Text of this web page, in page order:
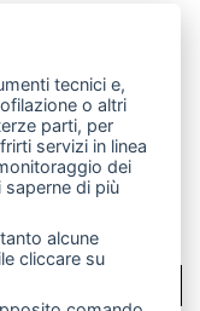
RSS
tecnici e,
o altri
parti, per
servizi in linea
dei
di più
alcune
cliccare su